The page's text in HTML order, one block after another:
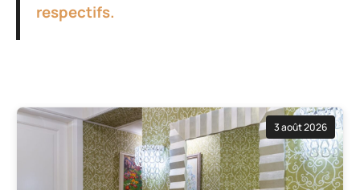
respectifs.
3 août 2026